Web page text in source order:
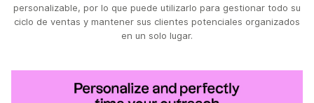
personalizable, por lo que puede utilizarlo para gestionar todo su
ciclo de ventas y mantener sus clientes potenciales organizados
en un solo lugar.